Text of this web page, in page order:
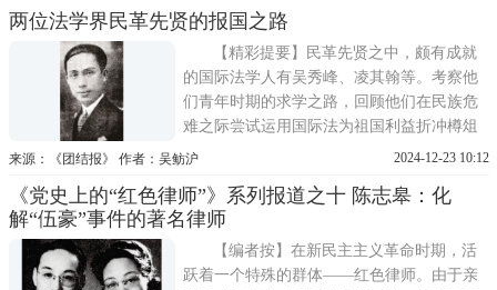
两位法学界民革先贤的报国之路
【精彩提要】民革先贤之中，颇有成就
的国际法学人有吴秀峰、凌其翰等。考察他
们青年时期的求学之路，回顾他们在民族危
难之际尝试运用国际法为祖国利益折冲樽俎
的艰难历程、以笔为枪奋勇支持抗战的奋斗
方式为国奉献的爱国情怀，以及1949年之后
运用所学和国际影响力为建设国家所付出的
艰辛努力，对当代人学习
来源：《团结报》 作者：吴鲂沪 2024-12-23 10:12
《党史上的“红色律师”》系列报道之十 陈志皋：化
解“伍豪”事件的著名律师
【编者按】在新民主主义革命时期，活
跃着一个特殊的群体——红色律师。由于亲